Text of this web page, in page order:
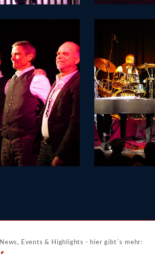
News, Events & Highlights - hier gibt`s mehr: